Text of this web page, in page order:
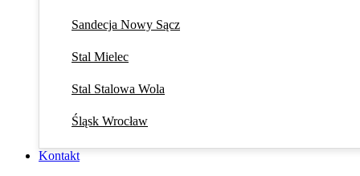
Sandecja Nowy Sącz
Stal Mielec
Stal Stalowa Wola
Śląsk Wrocław
Kontakt